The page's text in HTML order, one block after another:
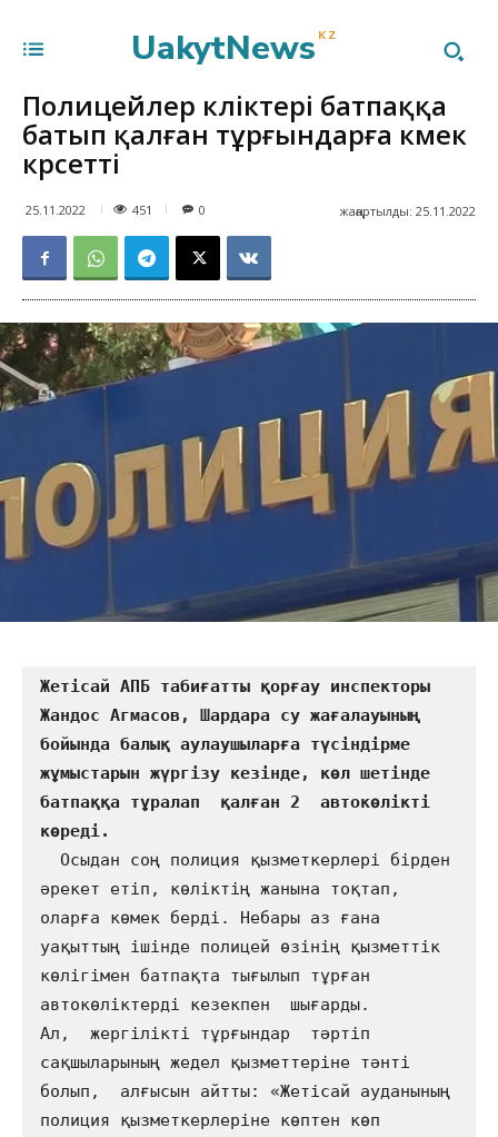
UakytNews KZ
Полицейлер көліктері батпаққа
батып қалған тұрғындарға көмек
көрсетті
25.11.2022 451 жаңартылды: 25.11.2022
0
Жетісай АПБ табиғатты қорғау инспекторы
Жандос Агмасов, Шардара су жағалауының
бойында балық аулаушыларға түсіндірме
жұмыстарын жүргізу кезінде, көл шетінде
батпаққа тұралап  қалған 2  автокөлікті
әрекет етіп, көліктің жанына тоқтап,
оларға көмек берді. Небары аз ғана
уақыттың ішінде полицей өзінің қызметтік
көлігімен батпақта тығылып тұрған
автокөліктерді кезекпен  шығарды.
Ал,  жергілікті тұрғындар  тәртіп
сақшыларының жедел қызметтеріне тәнті
болып,  алғысын айтты: «Жетісай ауданының
полиция қызметкерлеріне көптен көп